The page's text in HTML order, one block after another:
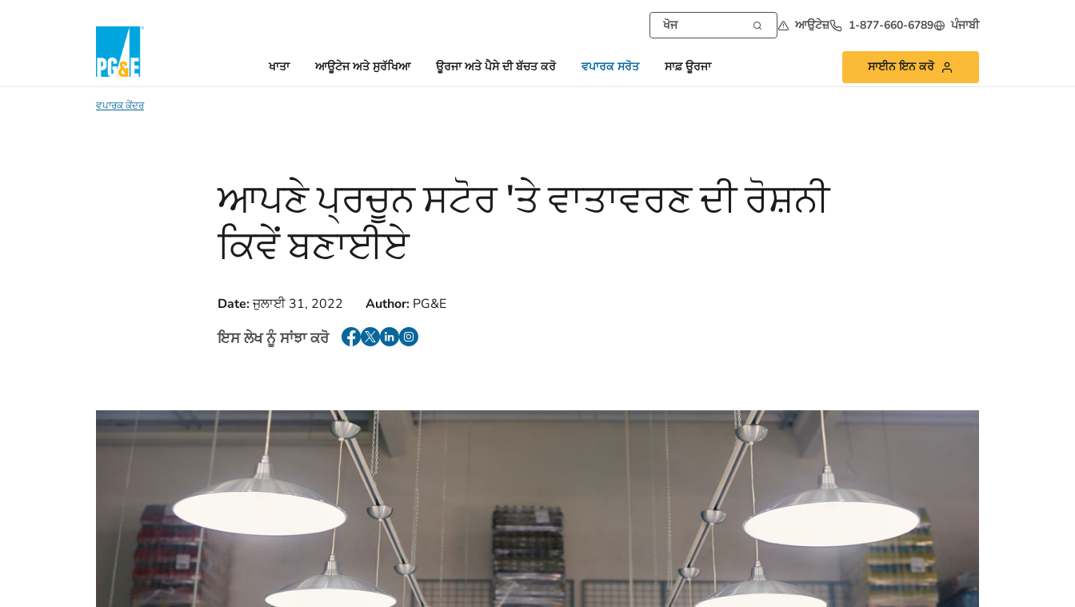
ਆਉਟੇਜ਼ 1-877-660-6789 ਪੰਜਾਬੀ
ਖਾਤਾ ਆਊਟੇਜ ਅਤੇ ਸੁਰੱਖਿਆ ਊਰਜਾ ਅਤੇ ਪੈਸੇ ਦੀ ਬੱਚਤ ਕਰੋ ਵਪਾਰਕ ਸਰੋਤ ਸਾਫ਼ ਊਰਜਾ ਸਾਈਨ ਇਨ ਕਰੋ
ਵਪਾਰਕ ਕੇਂਦਰ
ਆਪਣੇ ਪ੍ਰਚੂਨ ਸਟੋਰ 'ਤੇ ਵਾਤਾਵਰਣ ਦੀ ਰੋਸ਼ਨੀ
ਕਿਵੇਂ ਬਣਾਈਏ
Date:ਜੁਲਾਈ 31, 2022 Author: PG&E
ਇਸ ਲੇਖ ਨੂੰ ਸਾਂਝਾ ਕਰੋ